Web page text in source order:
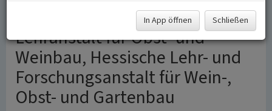
Königlich Preußische
Lehranstalt für Obst- und
Weinbau, Hessische Lehr- und
Forschungsanstalt für Wein-,
Obst- und Gartenbau
In App öffnen Schließen